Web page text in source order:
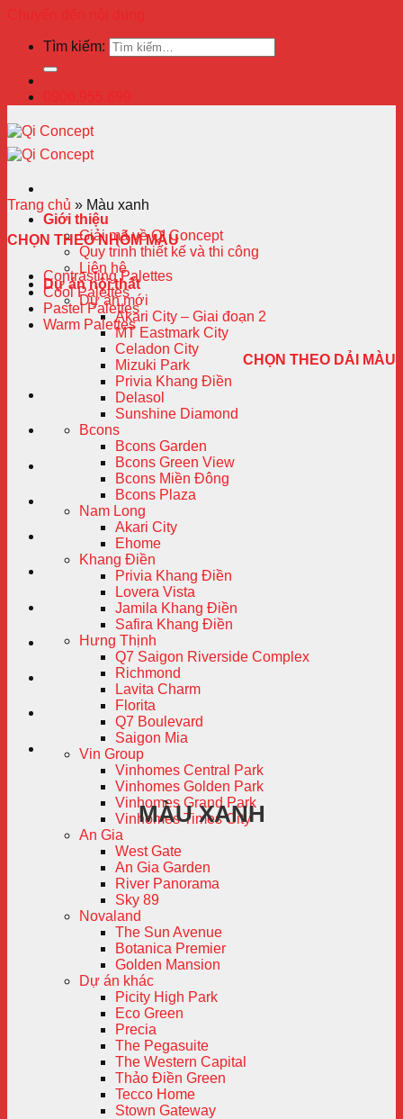
Tìm kiếm:
Giới thiệu
Giải mã về QI Concept
Quy trình thiết kế và thi công
Liên hệ
Dự án nội thất
Dự án mới
Akari City – Giai đoạn 2
MT Eastmark City
Celadon City
Mizuki Park
Privia Khang Điền
Delasol
Sunshine Diamond
Bcons
Bcons Garden
Bcons Green View
Bcons Miền Đông
Bcons Plaza
Nam Long
Akari City
Ehome
Khang Điền
Privia Khang Điền
Lovera Vista
Jamila Khang Điền
Safira Khang Điền
Hưng Thịnh
Q7 Saigon Riverside Complex
Richmond
Lavita Charm
Florita
Q7 Boulevard
Saigon Mia
Vin Group
Vinhomes Central Park
Vinhomes Golden Park
Vinhomes Grand Park
Vinhomes Times City
An Gia
West Gate
An Gia Garden
River Panorama
Sky 89
Novaland
The Sun Avenue
Botanica Premier
Golden Mansion
Dự án khác
Picity High Park
Eco Green
Precia
The Pegasuite
The Western Capital
Thảo Điền Green
Tecco Home
Stown Gateway
Trang chủ » Màu xanh
CHỌN THEO NHÓM MÀU
Contrasting Palettes
Cool Palettes
Pastel Palettes
Warm Palettes
CHỌN THEO DẢI MÀU
MÀU XANH